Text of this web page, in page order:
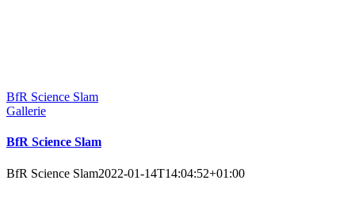
BfR Science Slam
Gallerie
BfR Science Slam
BfR Science Slam2022-01-14T14:04:52+01:00